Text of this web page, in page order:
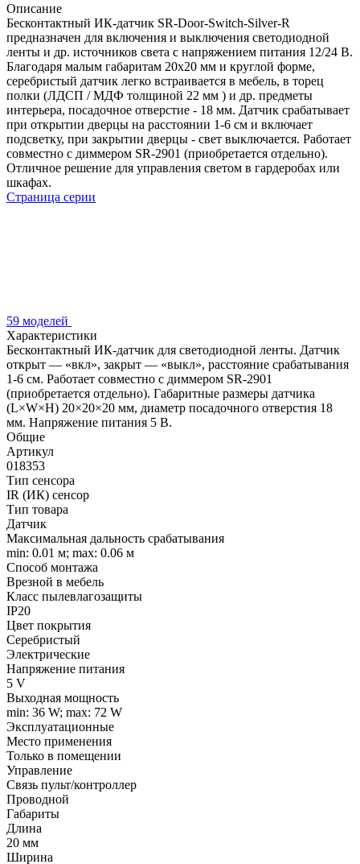
Описание
Бесконтактный ИК-датчик SR-Door-Switch-Silver-R
предназначен для включения и выключения светодиодной
ленты и др. источников света с напряжением питания 12/24 В.
Благодаря малым габаритам 20х20 мм и круглой форме,
серебристый датчик легко встраивается в мебель, в торец
полки (ЛДСП / МДФ толщиной 22 мм ) и др. предметы
интерьера, посадочное отверстие - 18 мм. Датчик срабатывает
при открытии дверцы на расстоянии 1-6 см и включает
подсветку, при закрытии дверцы - свет выключается. Работает
совместно с диммером SR-2901 (приобретается отдельно).
Отличное решение для управления светом в гардеробах или
шкафах.
Страница серии
59 моделей
Характеристики
Бесконтактный ИК-датчик для светодиодной ленты. Датчик
открыт — «вкл», закрыт — «выкл», расстояние срабатывания
1-6 см. Работает совместно с диммером SR-2901
(приобретается отдельно). Габаритные размеры датчика
(L×W×H) 20×20×20 мм, диаметр посадочного отверстия 18
мм. Напряжение питания 5 В.
Общие
Артикул
018353
Тип сенсора
IR (ИК) сенсор
Тип товара
Датчик
Максимальная дальность срабатывания
min: 0.01 м; max: 0.06 м
Способ монтажа
Врезной в мебель
Класс пылевлагозащиты
IP20
Цвет покрытия
Серебристый
Электрические
Напряжение питания
5 V
Выходная мощность
min: 36 W; max: 72 W
Эксплуатационные
Место применения
Только в помещении
Управление
Связь пульт/контроллер
Проводной
Габариты
Длина
20 мм
Ширина